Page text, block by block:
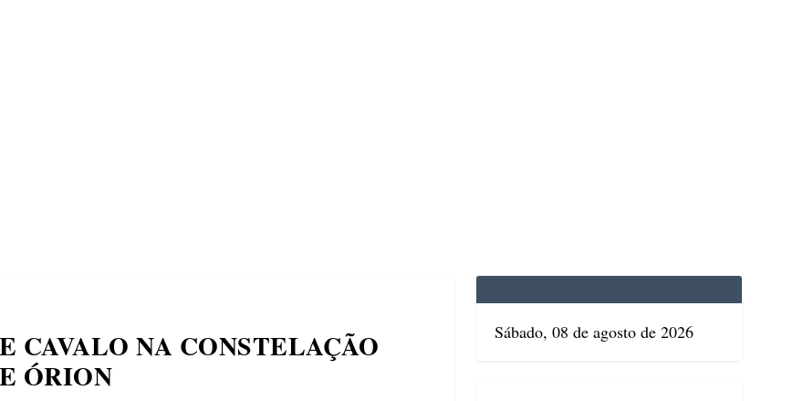
CAVALO NA CONSTELAÇÃO
ÓRION
Sábado, 08 de agosto de 2026